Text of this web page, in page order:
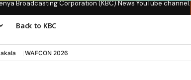
Broadcasting Corporation (KBC) News YouTube channel.
Back to KBC
WAFCON 2026